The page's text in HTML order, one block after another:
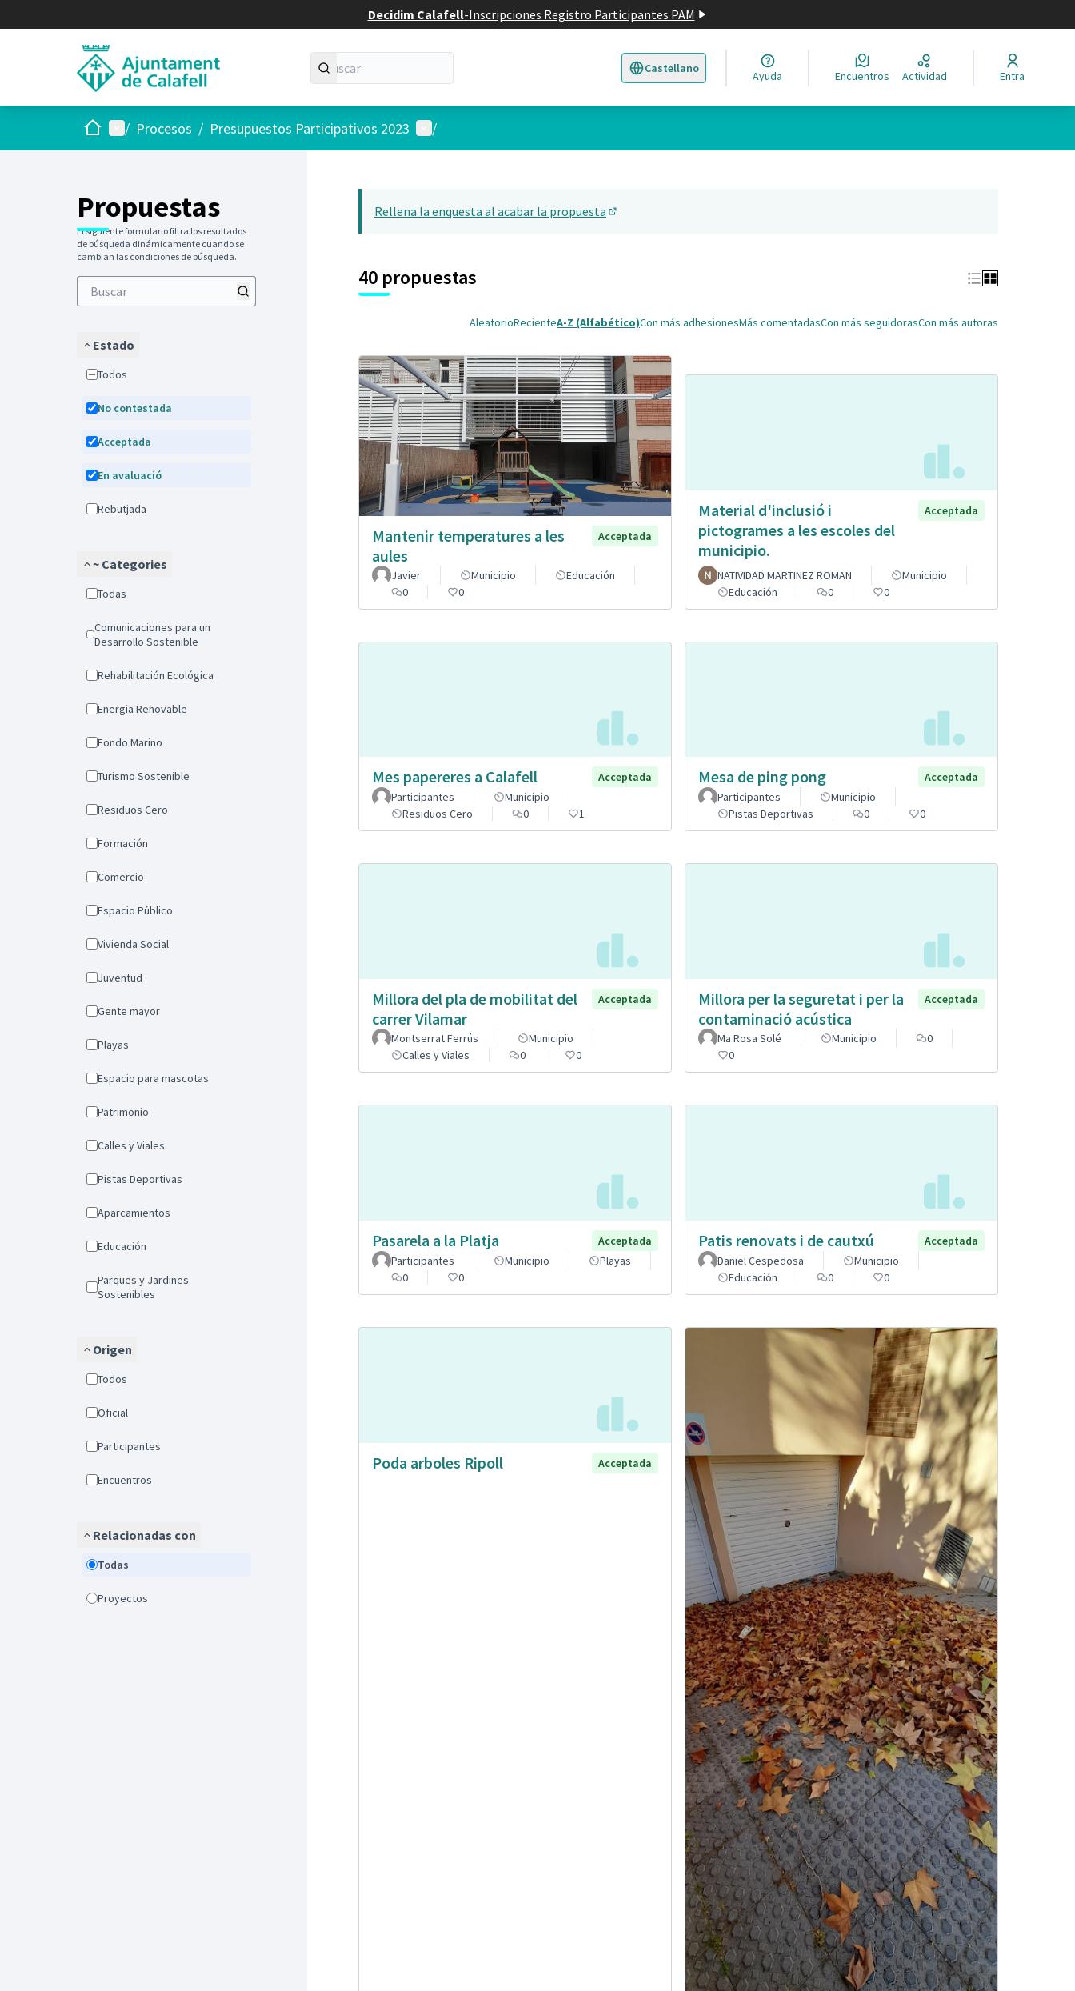
Decidim Calafell-Inscripciones Registro Participantes PAM
Castellano
Triar la llengua Elegir el idioma
Ayuda Encuentros Actividad Entra
InicioMenú principal
/ Procesos / Presupuestos Participativos 2023 Menú de usuario
/
Propuestas
El siguiente formulario filtra los resultados
de búsqueda dinámicamente cuando se
cambian las condiciones de búsqueda.
Estado
Todos
No contestada
Acceptada
En avaluació
Rebutjada
~ Categories
Todas
Comunicaciones para un
Desarrollo Sostenible
Rehabilitación Ecológica
Energia Renovable
Fondo Marino
Turismo Sostenible
Residuos Cero
Formación
Comercio
Espacio Público
Vivienda Social
Juventud
Gente mayor
Playas
Espacio para mascotas
Patrimonio
Calles y Viales
Pistas Deportivas
Aparcamientos
Educación
Parques y Jardines
Sostenibles
Origen
Todos
Oficial
Participantes
Encuentros
Relacionadas con
Todas
Proyectos
Rellena la enquesta al acabar la propuesta
40 propuestas
AleatorioRecienteA-Z (Alfabético)Con más adhesionesMás comentadasCon más seguidorasCon más autoras
Mantenir temperatures a les
aules
Acceptada
Javier Municipio
Educación
0
0
Material d'inclusió i
pictogrames a les escoles del
municipio.
Acceptada
NATIVIDAD MARTINEZ ROMAN
Municipio
Educación
0 0
Mes papereres a Calafell
Acceptada
Participantes
Municipio
Residuos Cero
0 1
Mesa de ping pong
Acceptada
Participantes
Municipio
Pistas Deportivas
0 0
Millora del pla de mobilitat del
carrer Vilamar
Acceptada
Montserrat Ferrús
Municipio
Calles y Viales
0 0
Millora per la seguretat i per la
contaminació acústica
Acceptada
Ma Rosa Solé Municipio
0
0
Pasarela a la Platja
Acceptada
Participantes
Municipio
Playas
0
0
Patis renovats i de cautxú
Acceptada
Daniel Cespedosa
Municipio
Educación
0 0
Poda arboles Ripoll Acceptada